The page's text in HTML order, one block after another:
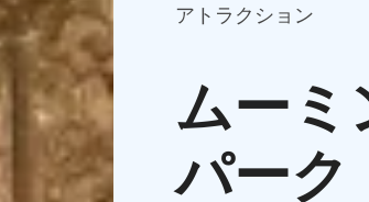
アトラクション
ムーミ
パーク